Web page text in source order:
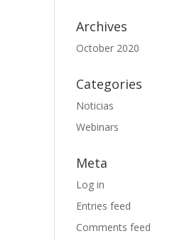
Archives
October 2020
Categories
Noticias
Webinars
Meta
Log in
Entries feed
Comments feed